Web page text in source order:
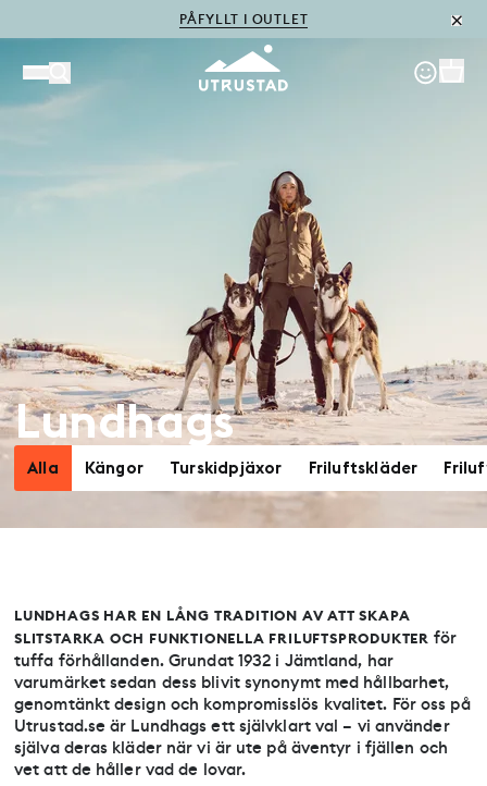
PÅFYLLT I OUTLET
Lundhags
Alla Kängor Turskidpjäxor Friluftskläder
LUNDHAGS HAR EN LÅNG TRADITION AV ATT SKAPA
SLITSTARKA OCH FUNKTIONELLA FRILUFTSPRODUKTER för
tuffa förhållanden. Grundat 1932 i Jämtland, har
varumärket sedan dess blivit synonymt med hållbarhet,
genomtänkt design och kompromisslös kvalitet. För oss på
Utrustad.se är Lundhags ett självklart val – vi använder
själva deras kläder när vi är ute på äventyr i fjällen och
vet att de håller vad de lovar.